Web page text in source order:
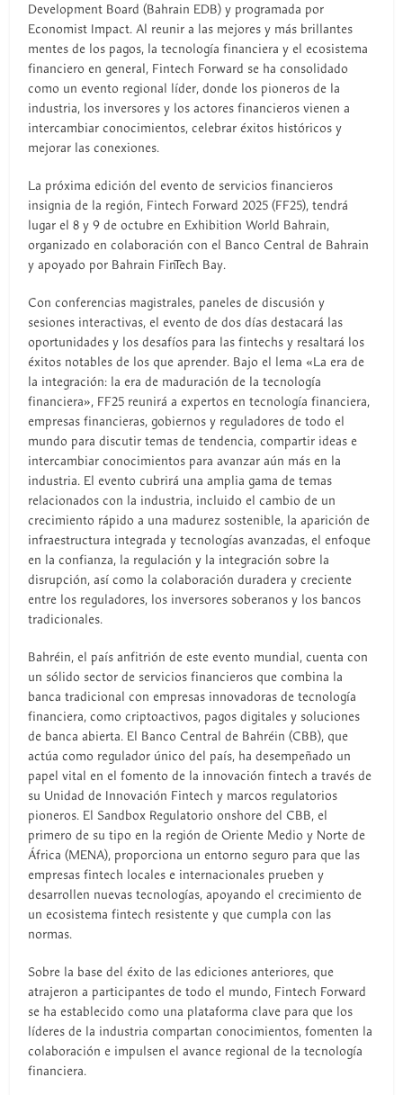
Development Board (Bahrain EDB) y programada por
Economist Impact. Al reunir a las mejores y más brillantes
mentes de los pagos, la tecnología financiera y el ecosistema
financiero en general, Fintech Forward se ha consolidado
como un evento regional líder, donde los pioneros de la
industria, los inversores y los actores financieros vienen a
intercambiar conocimientos, celebrar éxitos históricos y
mejorar las conexiones.
La próxima edición del evento de servicios financieros
insignia de la región, Fintech Forward 2025 (FF25), tendrá
lugar el 8 y 9 de octubre en Exhibition World Bahrain,
organizado en colaboración con el Banco Central de Bahrain
y apoyado por Bahrain FinTech Bay.
Con conferencias magistrales, paneles de discusión y
sesiones interactivas, el evento de dos días destacará las
oportunidades y los desafíos para las fintechs y resaltará los
éxitos notables de los que aprender. Bajo el lema «La era de
la integración: la era de maduración de la tecnología
financiera», FF25 reunirá a expertos en tecnología financiera,
empresas financieras, gobiernos y reguladores de todo el
mundo para discutir temas de tendencia, compartir ideas e
intercambiar conocimientos para avanzar aún más en la
industria. El evento cubrirá una amplia gama de temas
relacionados con la industria, incluido el cambio de un
crecimiento rápido a una madurez sostenible, la aparición de
infraestructura integrada y tecnologías avanzadas, el enfoque
en la confianza, la regulación y la integración sobre la
disrupción, así como la colaboración duradera y creciente
entre los reguladores, los inversores soberanos y los bancos
tradicionales.
Bahréin, el país anfitrión de este evento mundial, cuenta con
un sólido sector de servicios financieros que combina la
banca tradicional con empresas innovadoras de tecnología
financiera, como criptoactivos, pagos digitales y soluciones
de banca abierta. El Banco Central de Bahréin (CBB), que
actúa como regulador único del país, ha desempeñado un
papel vital en el fomento de la innovación fintech a través de
su Unidad de Innovación Fintech y marcos regulatorios
pioneros. El Sandbox Regulatorio onshore del CBB, el
primero de su tipo en la región de Oriente Medio y Norte de
África (MENA), proporciona un entorno seguro para que las
empresas fintech locales e internacionales prueben y
desarrollen nuevas tecnologías, apoyando el crecimiento de
un ecosistema fintech resistente y que cumpla con las
normas.
Sobre la base del éxito de las ediciones anteriores, que
atrajeron a participantes de todo el mundo, Fintech Forward
se ha establecido como una plataforma clave para que los
líderes de la industria compartan conocimientos, fomenten la
colaboración e impulsen el avance regional de la tecnología
financiera.